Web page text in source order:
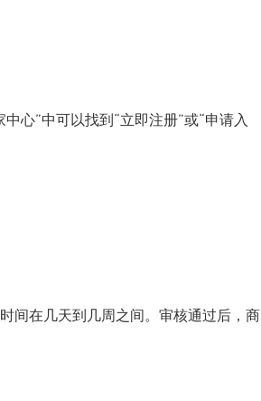
心”中可以找到“立即注册”或“申请入
间在几天到几周之间。审核通过后，商